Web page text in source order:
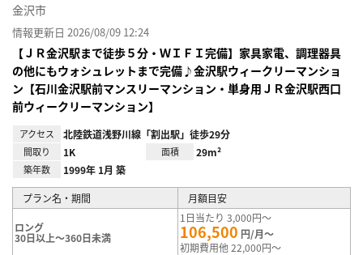
金沢市
情報更新日 2026/08/09 12:24
【ＪＲ金沢駅まで徒歩５分・ＷＩＦＩ完備】家具家電、調理器具
の他にもウォシュレットまで完備♪金沢駅ウィークリーマンショ
ン【石川金沢駅前マンスリーマンション・単身用ＪＲ金沢駅西口
前ウィークリーマンション】
アクセス 北陸鉄道浅野川線「割出駅」徒歩29分
間取り 1K 面積 29m²
築年数 1999年 1月 築
プラン名・期間 月額目安
ロング
30日以上～360日未満
1日当たり 3,000円～
106,500 円/月～
初期費用他 22,000円～